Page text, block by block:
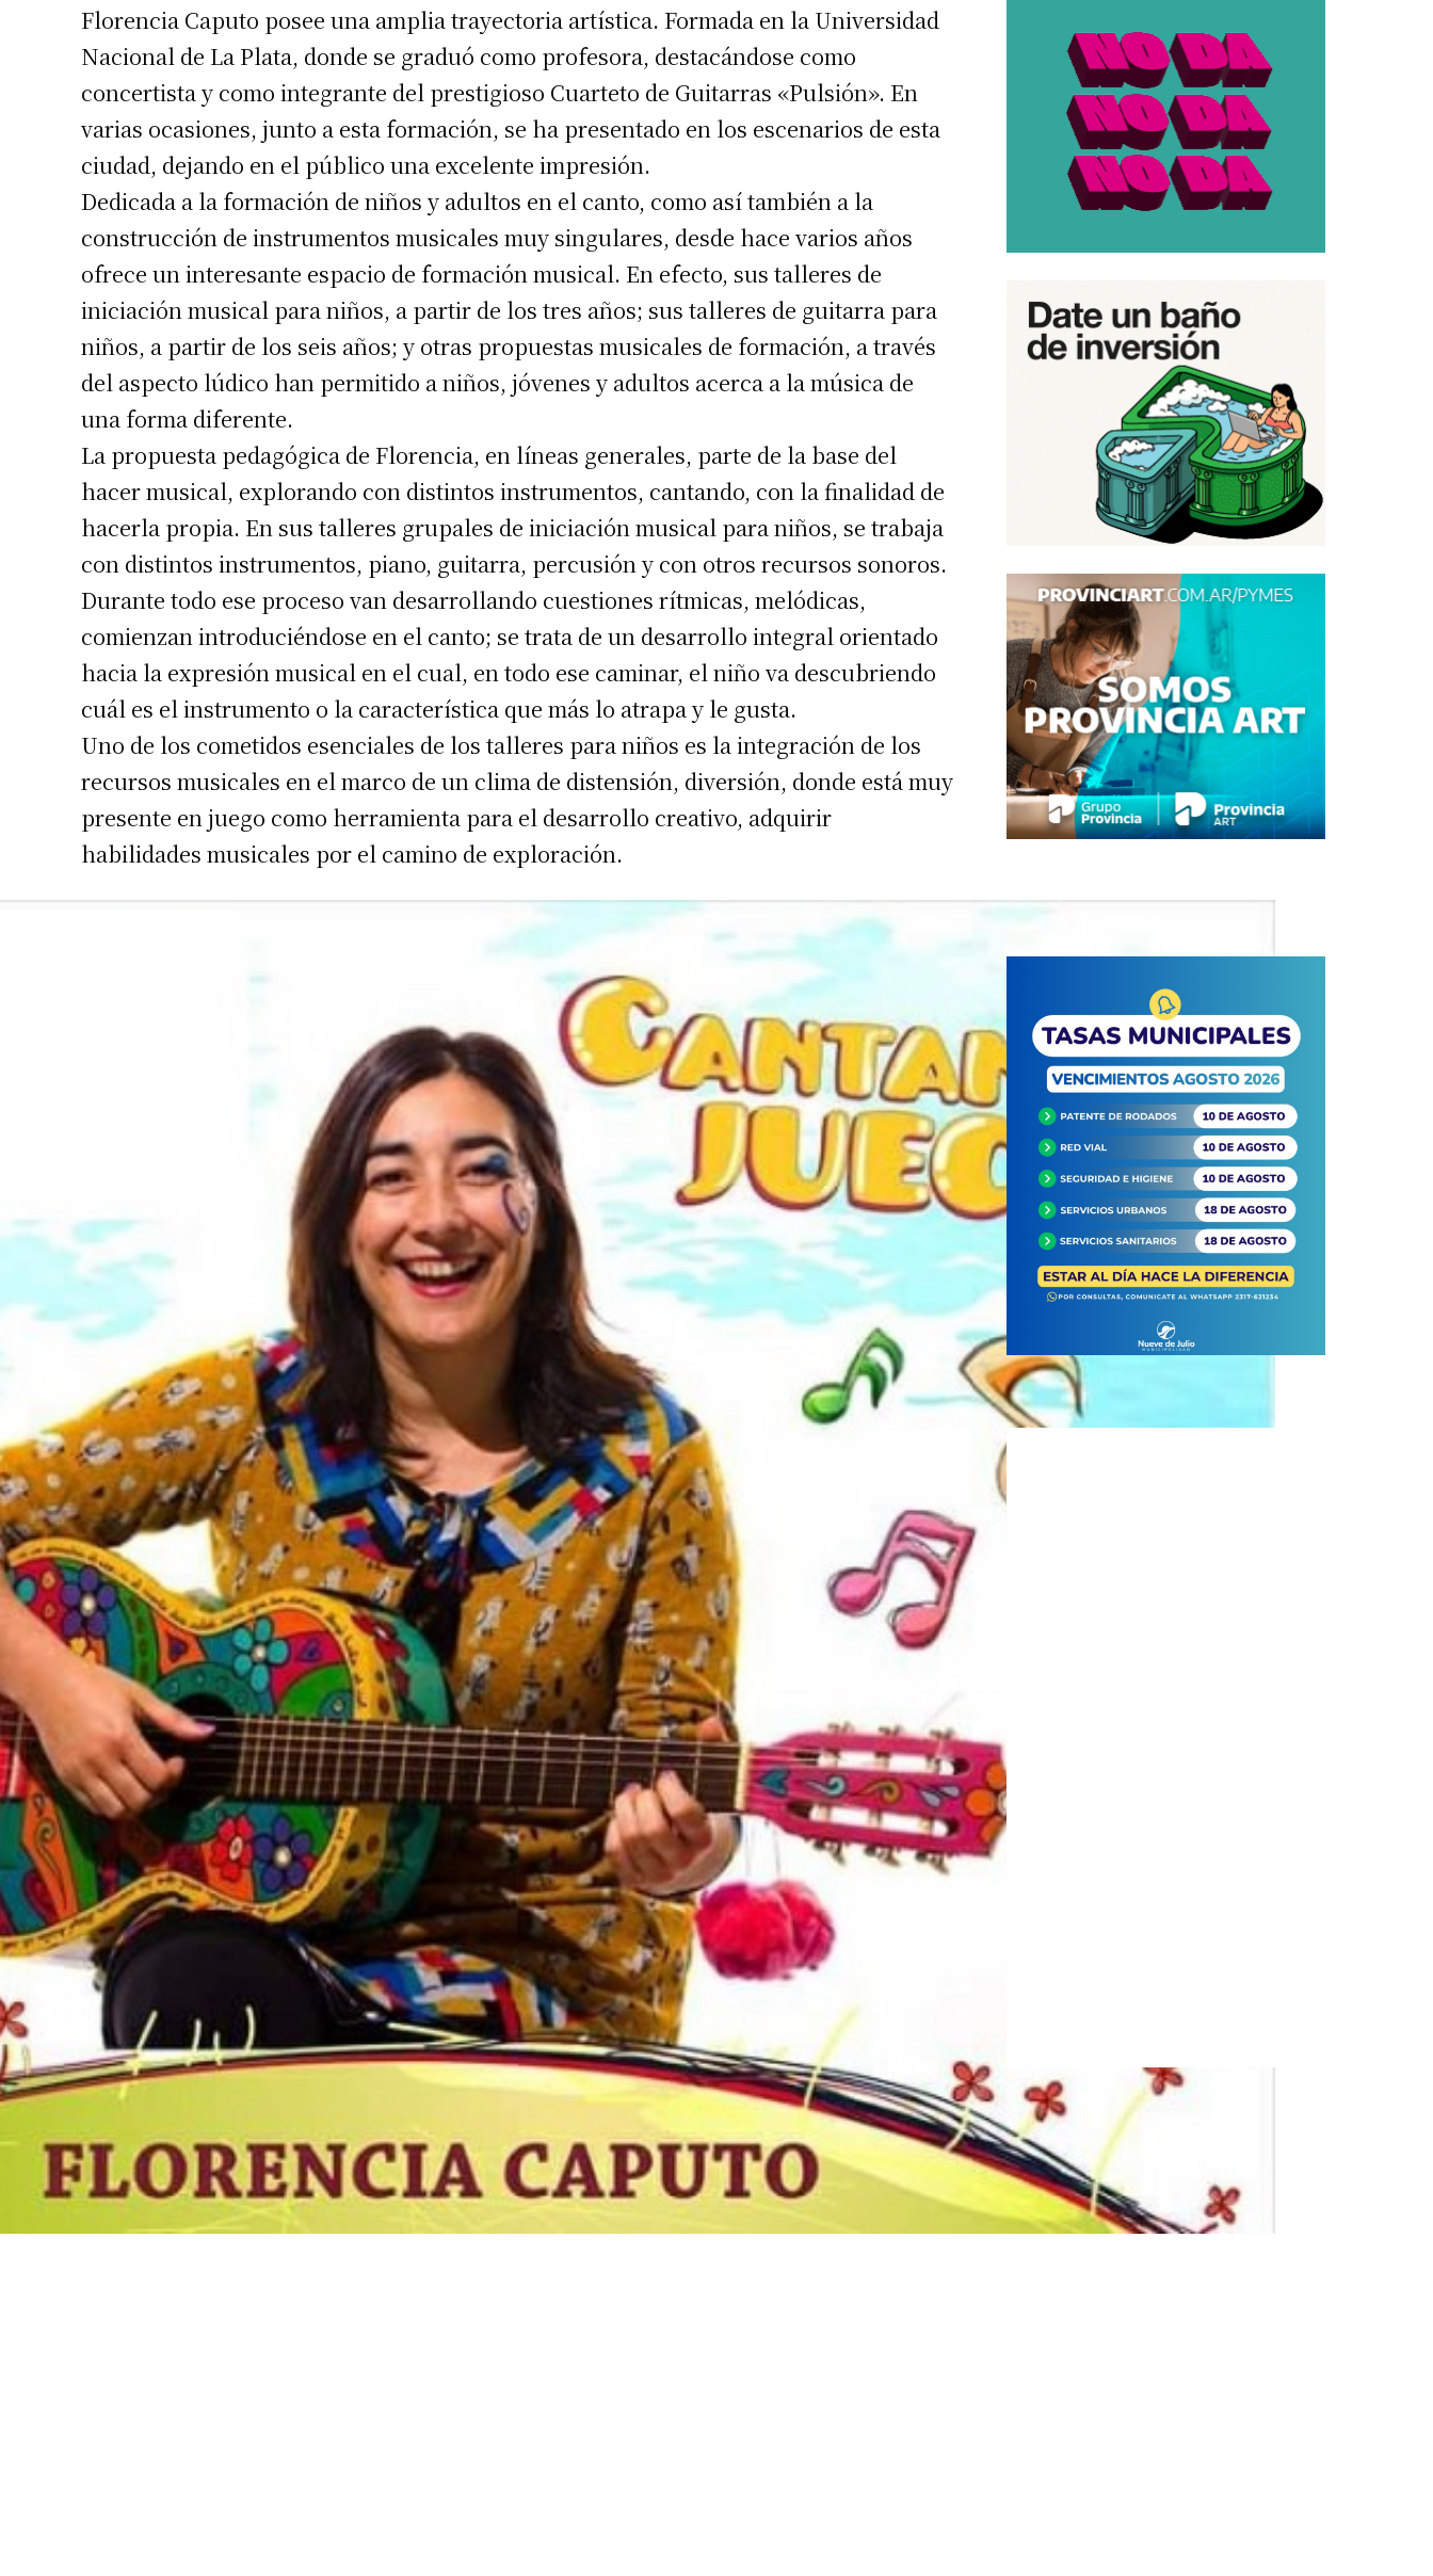
Suscribirme gratis
Dirección de correo electrónico *
Nombre
Apellidos
Número de teléfono
Florencia Caputo posee una amplia trayectoria artística. Formada en la Universidad
Nacional de La Plata, donde se graduó como profesora, destacándose como
concertista y como integrante del prestigioso Cuarteto de Guitarras «Pulsión». En
varias ocasiones, junto a esta formación, se ha presentado en los escenarios de esta
ciudad, dejando en el público una excelente impresión.
Dedicada a la formación de niños y adultos en el canto, como así también a la
construcción de instrumentos musicales muy singulares, desde hace varios años
ofrece un interesante espacio de formación musical. En efecto, sus talleres de
iniciación musical para niños, a partir de los tres años; sus talleres de guitarra para
niños, a partir de los seis años; y otras propuestas musicales de formación, a través
del aspecto lúdico han permitido a niños, jóvenes y adultos acerca a la música de
una forma diferente.
La propuesta pedagógica de Florencia, en líneas generales, parte de la base del
hacer musical, explorando con distintos instrumentos, cantando, con la finalidad de
hacerla propia. En sus talleres grupales de iniciación musical para niños, se trabaja
con distintos instrumentos, piano, guitarra, percusión y con otros recursos sonoros.
Durante todo ese proceso van desarrollando cuestiones rítmicas, melódicas,
comienzan introduciéndose en el canto; se trata de un desarrollo integral orientado
hacia la expresión musical en el cual, en todo ese caminar, el niño va descubriendo
cuál es el instrumento o la característica que más lo atrapa y le gusta.
Uno de los cometidos esenciales de los talleres para niños es la integración de los
recursos musicales en el marco de un clima de distensión, diversión, donde está muy
presente en juego como herramienta para el desarrollo creativo, adquirir
habilidades musicales por el camino de exploración.